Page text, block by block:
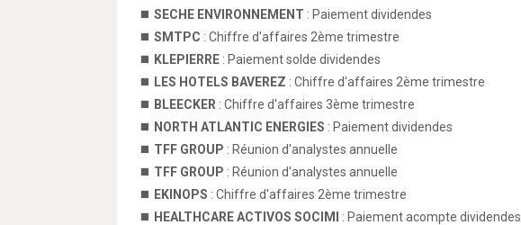
SECHE ENVIRONNEMENT : Paiement dividendes
SMTPC : Chiffre d'affaires 2ème trimestre
KLEPIERRE : Paiement solde dividendes
LES HOTELS BAVEREZ : Chiffre d'affaires 2ème trimestre
BLEECKER : Chiffre d'affaires 3ème trimestre
NORTH ATLANTIC ENERGIES : Paiement dividendes
TFF GROUP : Réunion d'analystes annuelle
TFF GROUP : Réunion d'analystes annuelle
EKINOPS : Chiffre d'affaires 2ème trimestre
HEALTHCARE ACTIVOS SOCIMI
: Paiement acompte dividendes